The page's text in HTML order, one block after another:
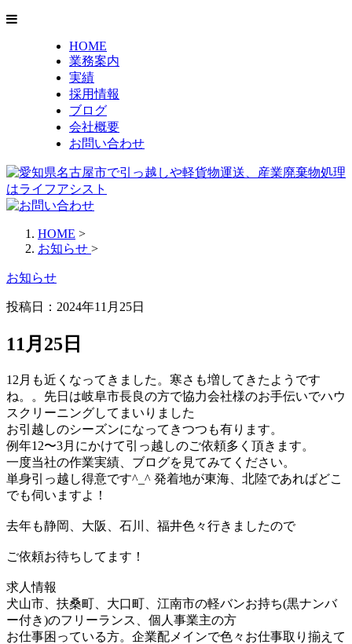
HOME
業務案内
実績
採用情報
ブログ
会社概要
お問い合わせ
HOME >
お知らせ >
お知らせ
投稿日：2024年11月25日
11月25日
12月も近くなってきました。寒さも増してきたようです
ね。。先日は岐阜市長良の方で協力会社様のお手伝いでハウ
スクリーニングしてまいりました
お引越しのシーズンになってきつつも有ります。
例年12〜3月にかけて引っ越しのご依頼多く頂きます。
一度当社の作業実績、ブログを見てみてください。
単身引っ越し得意です^_^ 発着地が東海、北陸であればどこ
でも伺いますよ！
去年も静岡、大阪、石川、福井色々行きましたので
ご依頼お待ちしてます！
求人情報
犬山市、扶桑町、大口町、江南市の軽バンお持ち(黒ナンバ
ー付き)のフリーランス、個人事業主の方
お仕事困っている方。企業配メインで色々お仕事取り揃えて